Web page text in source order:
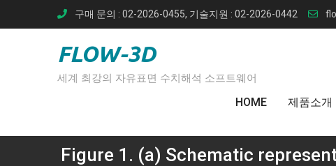
to
구매 문의 : 02-2026-0455, 기술지원 : 02-2026-0442
FLOW-3D
세계 최강의 자유표면 수치해석 소프트웨어
HOME 제품소개
Figure 1. (a) Schematic